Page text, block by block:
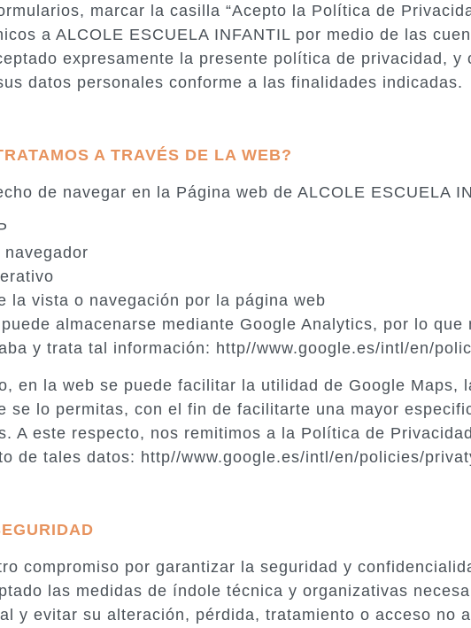
marcar la casilla “Acepto la Política de
a ALCOLE ESCUELA INFANTIL por medio de las
expresamente la presente política de privacidad,
datos personales conforme a las finalidades indicadas.
A TRAVÉS DE LA WEB?
de navegar en la Página web de ALCOLE ESCUELA
la vista o navegación por la página web
almacenarse mediante Google Analytics, por lo
y trata tal información: http//www.google.es/intl/en/
en la web se puede facilitar la utilidad de Google
se lo permitas, con el fin de facilitarte una mayor
A este respecto, nos remitimos a la Política de
de tales datos: http//www.google.es/intl/en/policies/
compromiso por garantizar la seguridad y
las medidas de índole técnica y organizativas
y evitar su alteración, pérdida, tratamiento o acceso no